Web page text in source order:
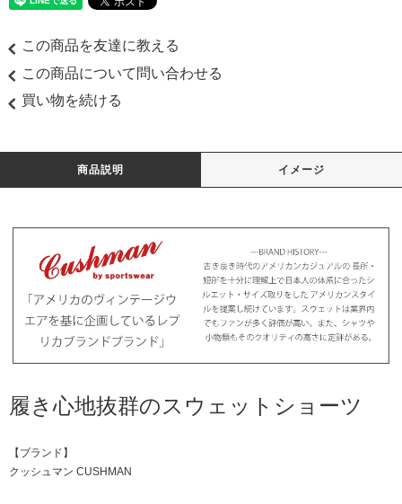
この商品を友達に教える
この商品について問い合わせる
買い物を続ける
商品説明 イメージ
履き心地抜群のスウェットショーツ
【ブランド】
クッシュマン CUSHMAN